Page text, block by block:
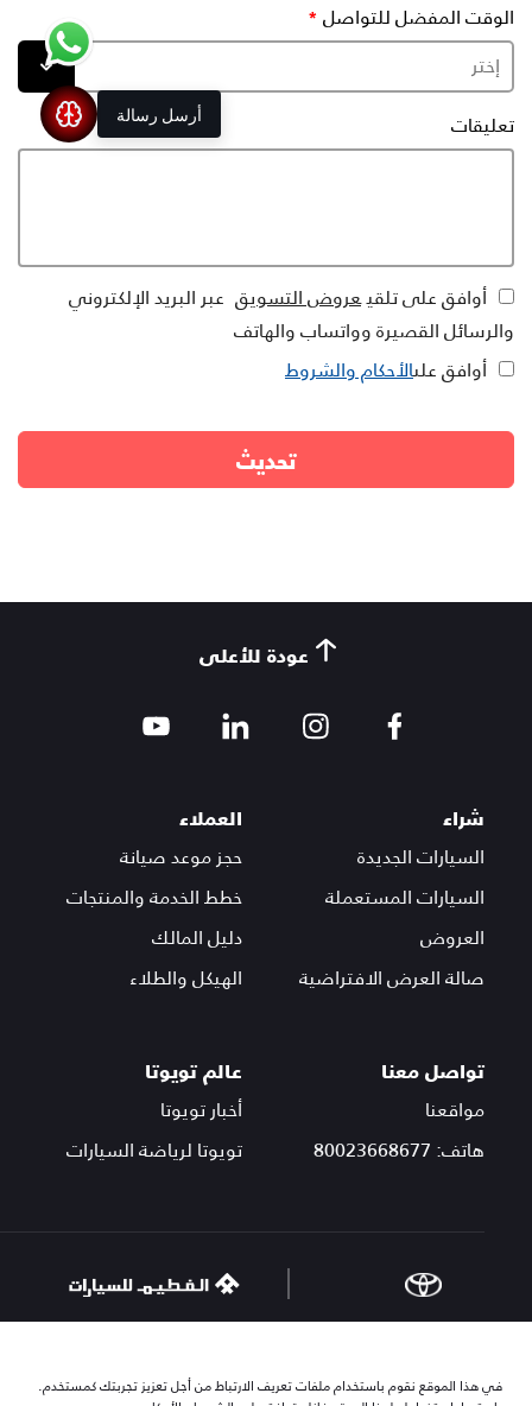
الوقت المفضل للتواصل
تعليقات
أوافق على تلقي عروض التسويق عبر البريد الإلكتروني
والرسائل القصيرة وواتساب والهاتف
أوافق علىالأحكام والشروط
عودة للأعلى
شراء
السيارات الجديدة
السيارات المستعملة
العروض
صالة العرض الافتراضية
العملاء
حجز موعد صيانة
خطط الخدمة والمنتجات
دليل المالك
الهيكل والطلاء
تواصل معنا
مواقعنا
هاتف: 80023668677
عالم تويوتا
أخبار تويوتا
تويوتا لرياضة السيارات
سياسة الخصوصية الشروط و الأحكام سياسة ملفات الارتباط
في هذا الموقع نقوم باستخدام ملفات تعريف الارتباط من أجل تعزيز تجربتك كمستخدم.
أرسل رسالة